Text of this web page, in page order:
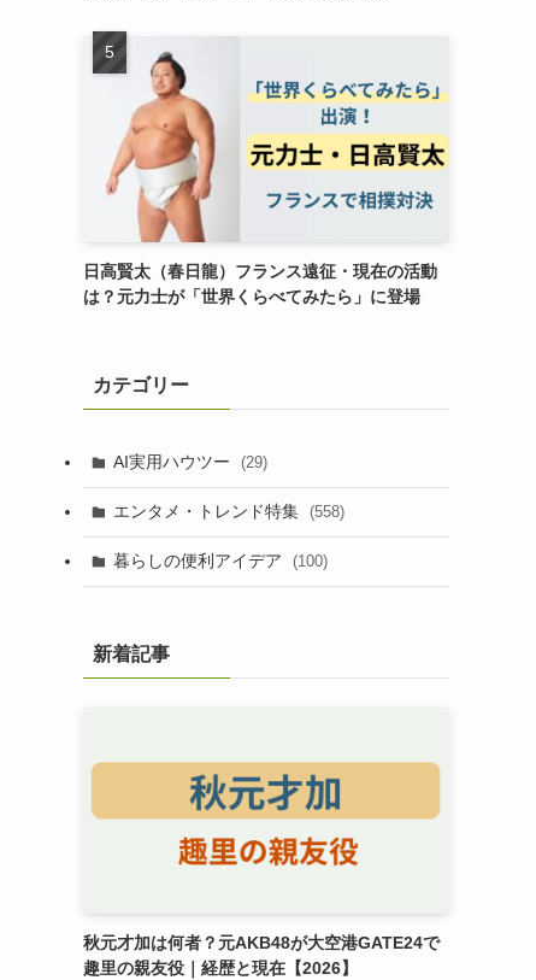
日高賢太（春日龍）フランス遠征・現在の活動
は？元力士が「世界くらべてみたら」に登場
カテゴリー
AI実用ハウツー (29)
エンタメ・トレンド特集 (558)
暮らしの便利アイデア (100)
新着記事
秋元才加は何者？元AKB48が大空港GATE24で
趣里の親友役｜経歴と現在【2026】